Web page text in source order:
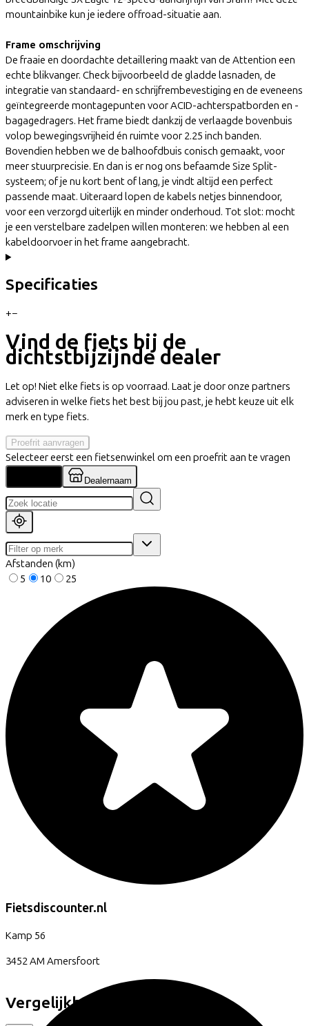
mountainbike kun je iedere offroad-situatie aan.
Frame omschrijving
De fraaie en doordachte detaillering maakt van de Attention een
echte blikvanger. Check bijvoorbeeld de gladde lasnaden, de
integratie van standaard- en schrijfrembevestiging en de eveneens
geïntegreerde montagepunten voor ACID-achterspatborden en -
bagagedragers. Het frame biedt dankzij de verlaagde bovenbuis
volop bewegingsvrijheid én ruimte voor 2.25 inch banden.
Bovendien hebben we de balhoofdbuis conisch gemaakt, voor
meer stuurprecisie. En dan is er nog ons befaamde Size Split-
systeem; of je nu kort bent of lang, je vindt altijd een perfect
passende maat. Uiteraard lopen de kabels netjes binnendoor,
voor een verzorgd uiterlijk en minder onderhoud. Tot slot: mocht
je een verstelbare zadelpen willen monteren: we hebben al een
kabeldoorvoer in het frame aangebracht.
Specificaties
+−
Vind de fiets bij de
dichtstbijzijnde dealer
Let op! Niet elke fiets is op voorraad. Laat je door onze partners
adviseren in welke fiets het best bij jou past, je hebt keuze uit elk
merk en type fiets.
Proefrit aanvragen
Selecteer eerst een fietsenwinkel om een proefrit aan te vragen
Dealernaam
Afstanden (km)
5
10 25
Fietsdiscounter.nl
Kamp 56
3452 AM Amersfoort
Vergelijkbare fietsen